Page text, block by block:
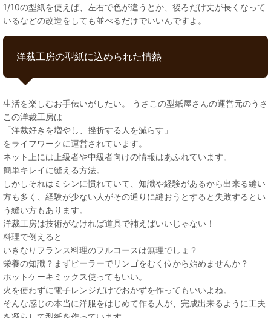
1/10の型紙を使えば、左右で色が違うとか、後ろだけ丈が長くなって
いるなどの改造をしても並べるだけでいいんですよ。
洋裁工房の型紙に込められた情熱
生活を楽しむお手伝いがしたい。 うさこの型紙屋さんの運営元のうさ
この洋裁工房は
「洋裁好きを増やし、挫折する人を減らす」
をライフワークに運営されています。
ネット上には上級者や中級者向けの情報はあふれています。
簡単キレイに縫える方法。
しかしそれはミシンに慣れていて、知識や経験があるから出来る縫い
方も多く、経験が少ない人がその通りに縫おうとすると失敗するとい
う縫い方もあります。
洋裁工房は技術がなければ道具で補えばいいじゃない！
料理で例えると
いきなりフランス料理のフルコースは無理でしょ？
栄養の知識？まずピーラーでリンゴをむく位から始めませんか？
ホットケーキミックス使ってもいい。
火を使わずに電子レンジだけでおかずを作ってもいいよね。
そんな感じの本当に洋服をはじめて作る人が、完成出来るように工夫